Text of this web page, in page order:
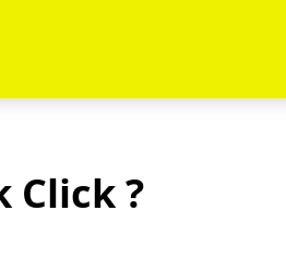
Click ?